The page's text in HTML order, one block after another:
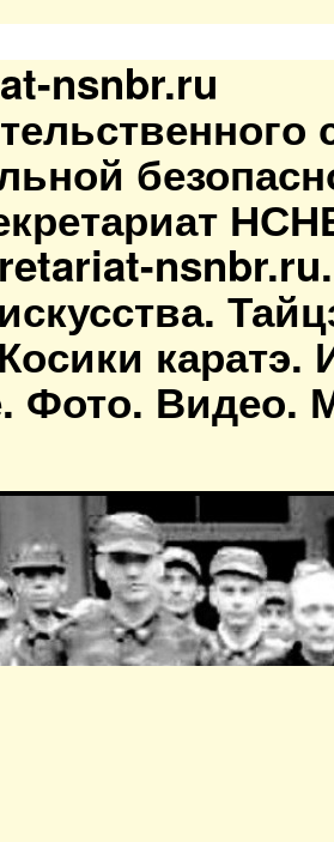
nsnbr.ru
каратэ.
Фото. Видео.